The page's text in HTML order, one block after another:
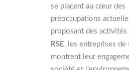
se placent au cœur des
préoccupations
proposant des activités
RSE, les entreprises de
montrent leur